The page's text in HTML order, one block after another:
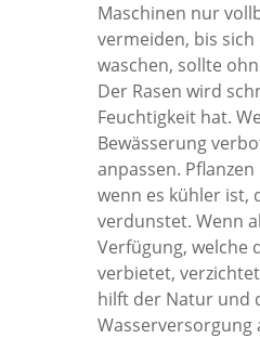
Maschinen nur
vermeiden, bis
waschen, sollte
Der Rasen wird
Feuchtigkeit hat.
Bewässerung
anpassen.
wenn es kühler ist,
verdunstet. Wenn
Verfügung, welche
verbietet,
hilft der Natur und
Wasserversorgung